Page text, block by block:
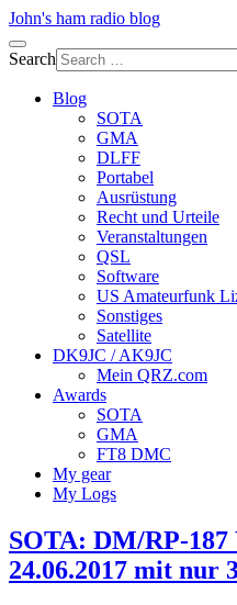
John's ham radio blog
Search
Blog
SOTA
GMA
DLFF
Portabel
Ausrüstung
Recht und Urteile
Veranstaltungen
QSL
Software
US Amateurfunk
Sonstiges
Satellite
DK9JC / AK9JC
Mein QRZ.com
Awards
SOTA
GMA
FT8 DMC
My gear
My Logs
SOTA: DM/RP-
24.06.2017 mit nur